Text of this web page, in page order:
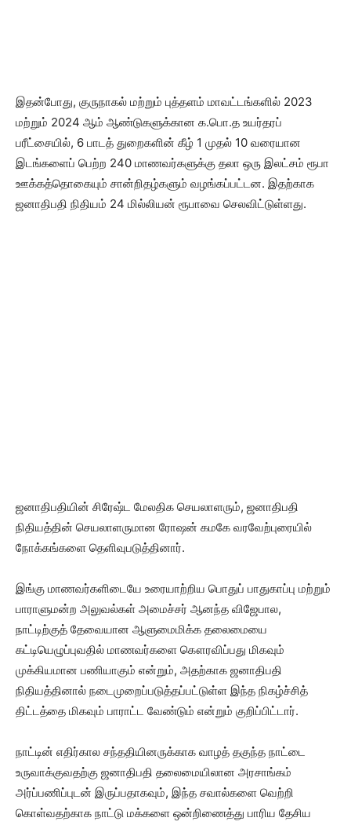
இதன்போது, குருநாகல் மற்றும் புத்தளம் மாவட்டங்களில் 2023
மற்றும் 2024 ஆம் ஆண்டுகளுக்கான க.பொ.த உயர்தரப்
பரீட்சையில், 6 பாடத் துறைகளின் கீழ் 1 முதல் 10 வரையான
இடங்களைப் பெற்ற 240 மாணவர்களுக்கு தலா ஒரு இலட்சம் ரூபா
ஊக்கத்தொகையும் சான்றிதழ்களும் வழங்கப்பட்டன. இதற்காக
ஜனாதிபதி நிதியம் 24 மில்லியன் ரூபாவை செலவிட்டுள்ளது.
ஜனாதிபதியின் சிரேஷ்ட மேலதிக செயலாளரும், ஜனாதிபதி
நிதியத்தின் செயலாளருமான ரோஷன் கமகே வரவேற்புரையில்
நோக்கங்களை தெளிவுபடுத்தினார்.
இங்கு மாணவர்களிடையே உரையாற்றிய பொதுப் பாதுகாப்பு மற்றும்
பாராளுமன்ற அலுவல்கள் அமைச்சர் ஆனந்த விஜேபால,
நாட்டிற்குத் தேவையான ஆளுமைமிக்க தலைமையை
கட்டியெழுப்புவதில் மாணவர்களை கௌரவிப்பது மிகவும்
முக்கியமான பணியாகும் என்றும், அதற்காக ஜனாதிபதி
நிதியத்தினால் நடைமுறைப்படுத்தப்பட்டுள்ள இந்த நிகழ்ச்சித்
திட்டத்தை மிகவும் பாராட்ட வேண்டும் என்றும் குறிப்பிட்டார்.
நாட்டின் எதிர்கால சந்ததியினருக்காக வாழத் தகுந்த நாட்டை
உருவாக்குவதற்கு ஜனாதிபதி தலைமையிலான அரசாங்கம்
அர்ப்பணிப்புடன் இருப்பதாகவும், இந்த சவால்களை வெற்றி
கொள்வதற்காக நாட்டு மக்களை ஒன்றிணைத்து பாரிய தேசிய